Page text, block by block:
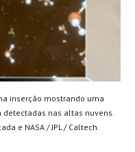
inserção mostrando uma
nas altas nuvens.
e NASA / JPL / Caltech.